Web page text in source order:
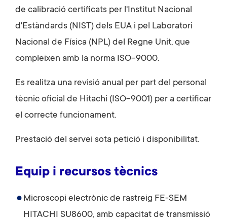
de calibració certificats per l'Institut Nacional
d'Estàndards (NIST) dels EUA i pel Laboratori
Nacional de Física (NPL) del Regne Unit, que
compleixen amb la norma ISO-9000.
Es realitza una revisió anual per part del personal
tècnic oficial de Hitachi (ISO-9001) per a certificar
el correcte funcionament.
Prestació del servei sota petició i disponibilitat.
Equip i recursos tècnics
Microscopi electrònic de rastreig FE-SEM
HITACHI SU8600, amb capacitat de transmissió